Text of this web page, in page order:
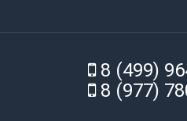
8 (499)
8 (977)